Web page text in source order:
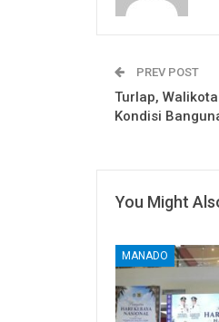
PREV POST
Turlap,
Kondisi
You Might
MANADO